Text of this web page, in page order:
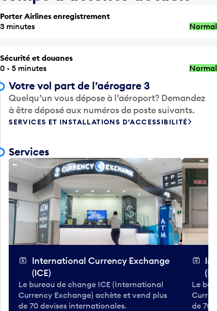
Porter Airlines enregistrement
3 minutes
0 - 5 minutes
Votre vol part de l’aérogare 3
Quelqu’un vous dépose à l’aéroport? Demandez
à être déposé aux numéros de poste suivants.
SERVICES ET INSTALLATIONS D’ACCESSIBILITÉ
(ICE)
Le bureau de change ICE (International
Currency Exchange) achète et vend plus
de 70 devises internationales.
T3 — Avant-sécurité
Le
de 70
T3 —